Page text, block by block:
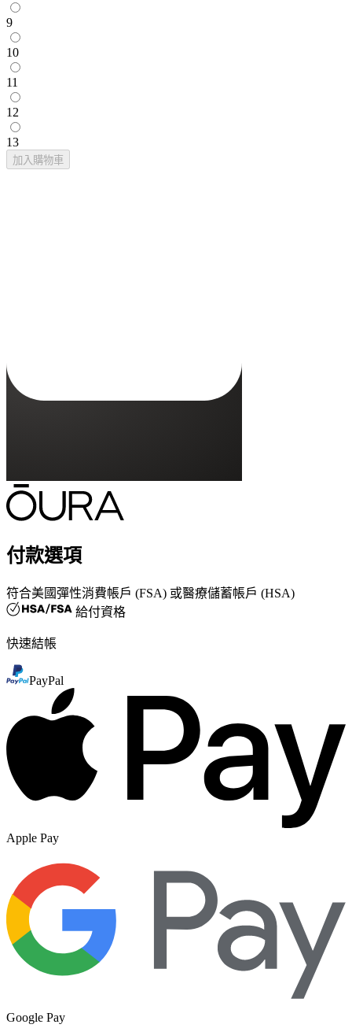
9
10
11
12
13
加入購物車
付款選項
符合美國彈性消費帳戶 (FSA) 或醫療儲蓄帳戶 (HSA)
給付資格
快速結帳
PayPal
Apple Pay
Google Pay